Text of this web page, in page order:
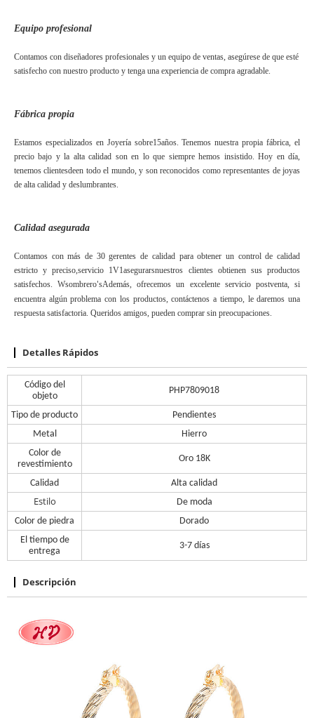
Equipo profesional
Contamos con diseñadores profesionales y un equipo de ventas, asegúrese de que esté
satisfecho con nuestro producto y tenga una experiencia de compra agradable.
Fábrica propia
Estamos especializados en Joyería sobre15años. Tenemos nuestra propia fábrica, el
precio bajo y la alta calidad son en lo que siempre hemos insistido. Hoy en día,
tenemos clientesdeen todo el mundo, y son reconocidos como representantes de joyas
de alta calidad y deslumbrantes.
Calidad asegurada
Contamos con más de 30 gerentes de calidad para obtener un control de calidad
estricto y preciso,servicio 1V1asegurarsnuestros clientes obtienen sus productos
satisfechos. Wsombrero'sAdemás, ofrecemos un excelente servicio postventa, si
encuentra algún problema con los productos, contáctenos a tiempo, le daremos una
respuesta satisfactoria. Queridos amigos, pueden comprar sin preocupaciones.
Detalles Rápidos
Código del
objeto
PHP7809018
Tipo de producto
Pendientes
Metal
Hierro
Color de
revestimiento
Oro 18K
Calidad Alta calidad
Estilo
De moda
Color de piedra
Dorado
El tiempo de
entrega
3-7 días
Descripción